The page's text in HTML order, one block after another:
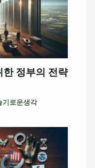
정부의 전략
기로운생각